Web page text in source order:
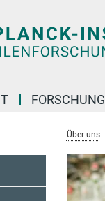
FORSCHUNG
Über uns